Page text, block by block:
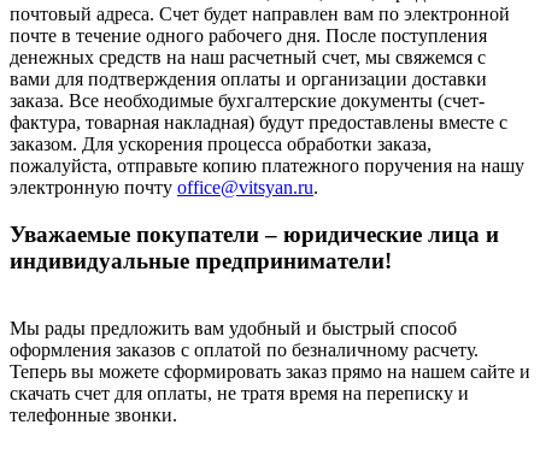
почтовый адреса. Счет будет направлен вам по электронной
почте в течение одного рабочего дня. После поступления
денежных средств на наш расчетный счет, мы свяжемся с
вами для подтверждения оплаты и организации доставки
заказа. Все необходимые бухгалтерские документы (счет-
фактура, товарная накладная) будут предоставлены вместе с
заказом. Для ускорения процесса обработки заказа,
пожалуйста, отправьте копию платежного поручения на нашу
электронную почту office@vitsyan.ru.
Уважаемые покупатели – юридические лица и
индивидуальные предприниматели!
Мы рады предложить вам удобный и быстрый способ
оформления заказов с оплатой по безналичному расчету.
Теперь вы можете сформировать заказ прямо на нашем сайте и
скачать счет для оплаты, не тратя время на переписку и
телефонные звонки.